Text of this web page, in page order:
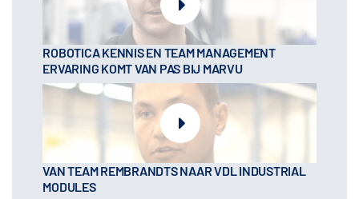
ROBOTICA KENNIS EN TEAM MANAGEMENT
ERVARING KOMT VAN PAS BIJ MARVU
VAN TEAM REMBRANDTS NAAR VDL INDUSTRIAL
MODULES